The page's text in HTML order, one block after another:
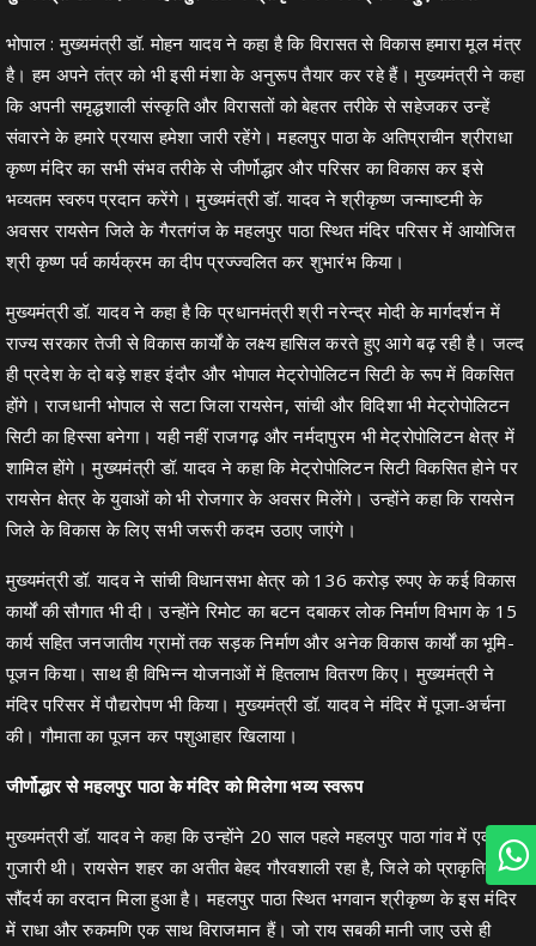
भोपाल : मुख्यमंत्री डॉ. मोहन यादव ने कहा है कि विरासत से विकास हमारा मूल मंत्र
है। हम अपने तंत्र को भी इसी मंशा के अनुरूप तैयार कर रहे हैं। मुख्यमंत्री ने कहा
कि अपनी समृद्धशाली संस्कृति और विरासतों को बेहतर तरीके से सहेजकर उन्हें
संवारने के हमारे प्रयास हमेशा जारी रहेंगे। महलपुर पाठा के अतिप्राचीन श्रीराधा
कृष्ण मंदिर का सभी संभव तरीके से जीर्णोद्धार और परिसर का विकास कर इसे
भव्यतम स्वरुप प्रदान करेंगे। मुख्यमंत्री डॉ. यादव ने श्रीकृष्ण जन्माष्टमी के
अवसर रायसेन जिले के गैरतगंज के महलपुर पाठा स्थित मंदिर परिसर में आयोजित
श्री कृष्ण पर्व कार्यक्रम का दीप प्रज्ज्वलित कर शुभारंभ किया।
मुख्यमंत्री डॉ. यादव ने कहा है कि प्रधानमंत्री श्री नरेन्द्र मोदी के मार्गदर्शन में
राज्य सरकार तेजी से विकास कार्यों के लक्ष्य हासिल करते हुए आगे बढ़ रही है। जल्द
ही प्रदेश के दो बड़े शहर इंदौर और भोपाल मेट्रोपोलिटन सिटी के रूप में विकसित
होंगे। राजधानी भोपाल से सटा जिला रायसेन, सांची और विदिशा भी मेट्रोपोलिटन
सिटी का हिस्सा बनेगा। यही नहीं राजगढ़ और नर्मदापुरम भी मेट्रोपोलिटन क्षेत्र में
शामिल होंगे। मुख्यमंत्री डॉ. यादव ने कहा कि मेट्रोपोलिटन सिटी विकसित होने पर
रायसेन क्षेत्र के युवाओं को भी रोजगार के अवसर मिलेंगे। उन्होंने कहा कि रायसेन
जिले के विकास के लिए सभी जरूरी कदम उठाए जाएंगे।
मुख्यमंत्री डॉ. यादव ने सांची विधानसभा क्षेत्र को 136 करोड़ रुपए के कई विकास
कार्यों की सौगात भी दी। उन्होंने रिमोट का बटन दबाकर लोक निर्माण विभाग के 15
कार्य सहित जनजातीय ग्रामों तक सड़क निर्माण और अनेक विकास कार्यों का भूमि-
पूजन किया। साथ ही विभिन्न योजनाओं में हितलाभ वितरण किए। मुख्यमंत्री ने
मंदिर परिसर में पौद्यरोपण भी किया। मुख्यमंत्री डॉ. यादव ने मंदिर में पूजा-अर्चना
की। गौमाता का पूजन कर पशुआहार खिलाया।
जीर्णोद्धार से महलपुर पाठा के मंदिर को मिलेगा भव्य स्वरूप
मुख्यमंत्री डॉ. यादव ने कहा कि उन्होंने 20 साल पहले महलपुर पाठा गांव में एक रात
गुजारी थी। रायसेन शहर का अतीत बेहद गौरवशाली रहा है, जिले को प्राकृतिक
सौंदर्य का वरदान मिला हुआ है। महलपुर पाठा स्थित भगवान श्रीकृष्ण के इस मंदिर
में राधा और रुकमणि एक साथ विराजमान हैं। जो राय सबकी मानी जाए उसे ही